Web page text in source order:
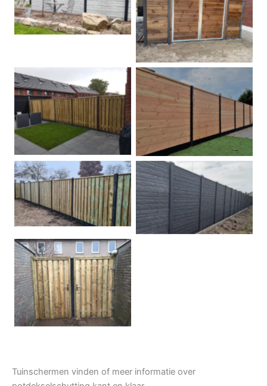
Betonschutting
Dubbele poort
Betonpalen schutting Douglas
Hout beton schuttingen Rots motief antraciet
Tuindeur grenen
Tuinschermen vinden of meer informatie over